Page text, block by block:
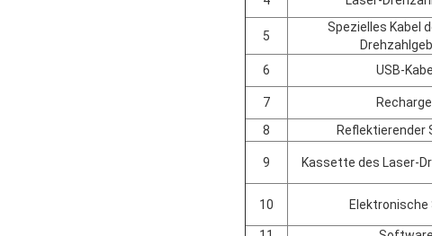
5
Spezielles Kabel
6 USB-Kabel
7
8
Reflektierender
9 Kassette des Laser-
10 Elektronische